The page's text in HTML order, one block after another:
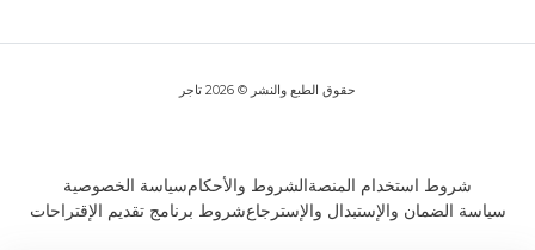
حقوق الطبع والنشر © 2026 تاجر
شروط استخدام المنصةالشروط والأحكامسياسة الخصوصية
سياسة الضمان والإستبدال والإسترجاعشروط برنامج تقديم الإقتراحات